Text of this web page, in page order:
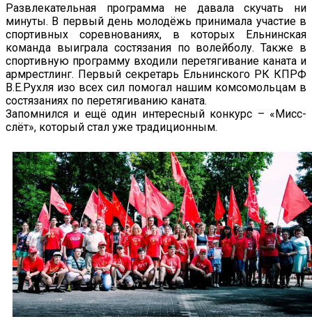
Развлекательная программа не давала скучать ни
минуты. В первый день молодёжь принимала участие в
спортивных соревнованиях, в которых Ельнинская
команда выиграла состязания по волейболу. Также в
спортивную программу входили перетягивание каната и
армрестлинг. Первый секретарь Ельнинского РК КПРФ
В.Е.Рухля изо всех сил помогал нашим комсомольцам в
состязаниях по перетягиванию каната.
Запомнился и ещё один интересный конкурс – «Мисс-
слёт», который стал уже традиционным.